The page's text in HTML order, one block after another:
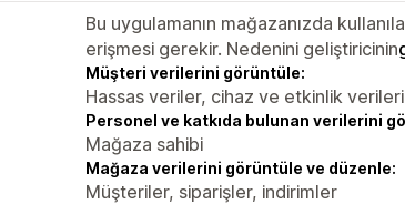
Bu uygulamanın mağazanızda
erişmesi gerekir. Nedenini geliştiricinin
Müşteri verilerini görüntüle:
Hassas veriler, cihaz ve etkinlik verileri
Personel ve katkıda bulunan verilerini
Mağaza sahibi
Mağaza verilerini görüntüle ve düzenle:
Müşteriler, siparişler, indirimler